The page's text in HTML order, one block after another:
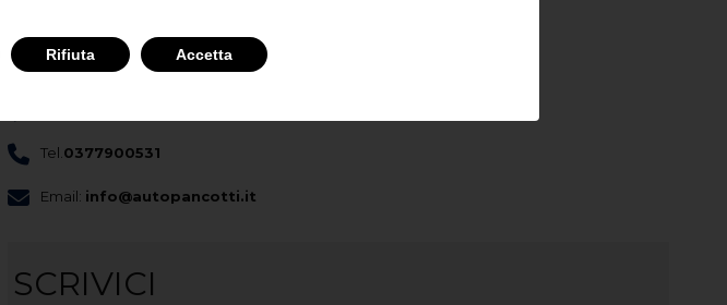
CONTATTACI DIRETTAMENTE
Scopri questo veicolo nella nostra sede:
Tel. 0377900531
Email: info@autopancotti.it
SCRIVICI
Rifiuta Accetta